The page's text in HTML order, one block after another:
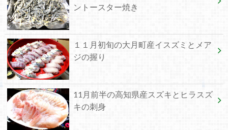
ントースター焼き
１１月初旬の大月町産イスズミとメア
ジの握り
11月前半の高知県産スズキとヒラスズ
キの刺身